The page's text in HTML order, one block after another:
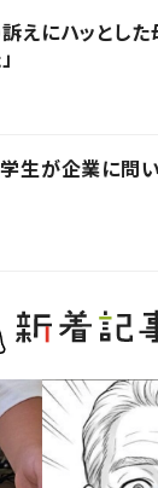
えにハッとし
生が企業に問